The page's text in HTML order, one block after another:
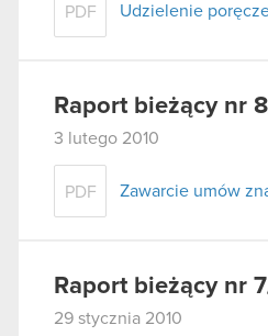
PDF Udzielenie
Raport bieżący nr
3 lutego 2010
PDF Zawarcie umów
Raport bieżący nr
29 stycznia 2010